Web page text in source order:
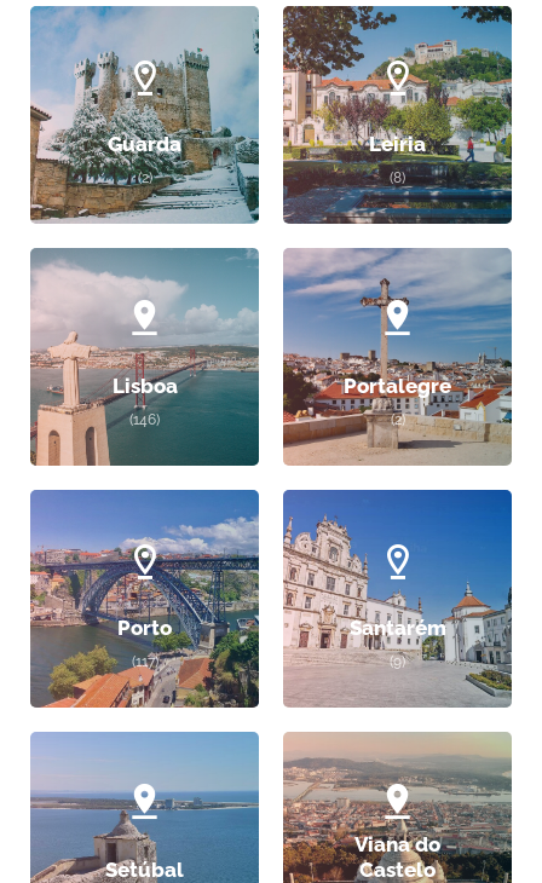
Guarda
(2)
Leiria
(8)
Lisboa
(146)
Portalegre
(2)
Porto
(117)
Santarém
(9)
Setúbal
Viana do
Castelo